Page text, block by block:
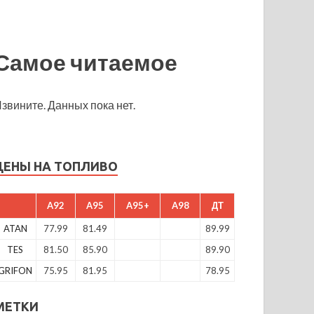
читаемое
Данных пока нет.
НА ТОПЛИВО
A92 A95 A95+ A98 ДТ
ATAN 77.99 81.49
89.99
TES
81.50 85.90
89.90
75.95 81.95 78.95